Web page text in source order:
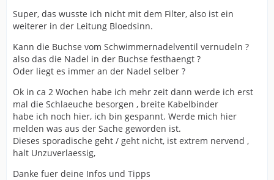
Super, das wusste ich nicht mit dem Filter, also ist ein
weiterer in der Leitung Bloedsinn.
Kann die Buchse vom Schwimmernadelventil vernudeln ?
also das die Nadel in der Buchse festhaengt ?
Oder liegt es immer an der Nadel selber ?
Ok in ca 2 Wochen habe ich mehr zeit dann werde ich erst
mal die Schlaeuche besorgen , breite Kabelbinder
habe ich noch hier, ich bin gespannt. Werde mich hier
melden was aus der Sache geworden ist.
Dieses sporadische geht / geht nicht, ist extrem nervend ,
halt Unzuverlaessig,
Danke fuer deine Infos und Tipps